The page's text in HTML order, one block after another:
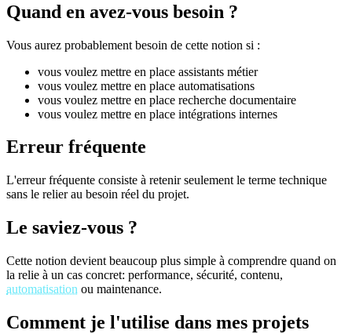
Quand en avez-vous besoin ?
Vous aurez probablement besoin de cette notion si :
vous voulez mettre en place assistants métier
vous voulez mettre en place automatisations
vous voulez mettre en place recherche documentaire
vous voulez mettre en place intégrations internes
Erreur fréquente
L'erreur fréquente consiste à retenir seulement le terme technique
sans le relier au besoin réel du projet.
Le saviez-vous ?
Cette notion devient beaucoup plus simple à comprendre quand on
la relie à un cas concret: performance, sécurité, contenu,
automatisation ou maintenance.
Comment je l'utilise dans mes projets